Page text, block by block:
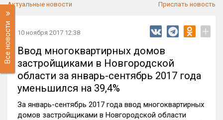
Актуальные новости Прислать новость
Все новости 10 ноября 2017 12:38 +
Ввод многоквартирных домов
застройщиками в Новгородской
области за январь-сентябрь 2017 года
уменьшился на 39,4%
За январь-сентябрь 2017 года ввод многоквартирных
домов застройщиками в Новгородской области